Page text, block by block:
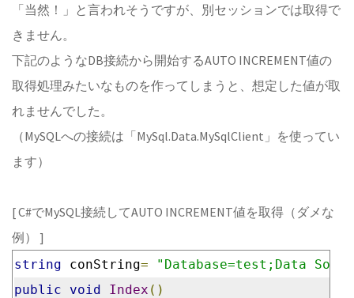
「当然！」と言われそうですが、別セッションでは取得で
きません。
下記のようなDB接続から開始するAUTO INCREMENT値の
取得処理みたいなものを作ってしまうと、想定した値が取
れませんでした。
（MySQLへの接続は「MySql.Data.MySqlClient」を使ってい
ます）
[ C#でMySQL接続してAUTO INCREMENT値を取得（ダメな
例） ]
string conString=
"Database=test;Data
public
void Index ()